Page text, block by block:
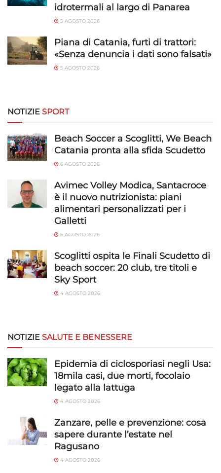
e presentare pubblicità e contenuto,
Salvare e comunicare le scelte sulla
Sempre attivo
idrotermali al largo di Panarea
5 AGOSTO 2026
Piana di Catania, furti di trattori:
«Senza denuncia i dati sono falsati»
5 AGOSTO 2026
NOTIZIE SPORT
Beach Soccer a Scoglitti, We Beach
Catania pronta alla sfida Scudetto
6 AGOSTO 2026
Avimec Volley Modica, Santacroce
è il nuovo nutrizionista: piani
alimentari personalizzati per i
Galletti
6 AGOSTO 2026
Scoglitti ospita le Finali Scudetto di
beach soccer: 20 club, tre titoli e
Sky Sport
4 AGOSTO 2026
NOTIZIE SALUTE E BENESSERE
Epidemia di ciclosporiasi negli Usa:
18mila casi, due morti, focolaio
legato alla lattuga
4 AGOSTO 2026
Zanzare, pelle e prevenzione: cosa
sapere durante l’estate nel
Ragusano
4 AGOSTO 2026